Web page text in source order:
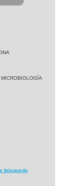
búsqueda